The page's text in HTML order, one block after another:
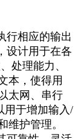
行相应的输出
设计用于在各
处理能力、
本，使得用
太网、串行
用于增加输入/
护管理。